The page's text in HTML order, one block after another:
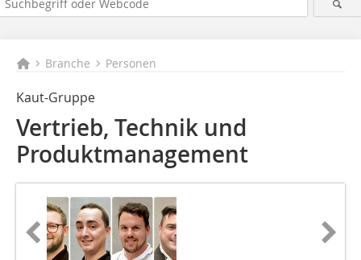
Branche Personen
Kaut-Gruppe
Vertrieb, Technik und
Produktmanagement